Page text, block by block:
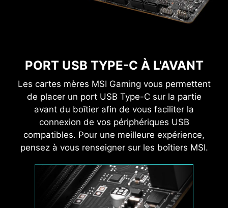
PORT USB TYPE-C À L'AVANT
Les cartes mères MSI Gaming vous permettent
de placer un port USB Type-C sur la partie
avant du boîtier afin de vous faciliter la
connexion de vos périphériques USB
compatibles. Pour une meilleure expérience,
pensez à vous renseigner sur les boîtiers MSI.
MODE EXTENSION DE MÉMOIRE
les performances à une même fréquence
plus faible et des performances plus élevées.
De plus, ce mode peut combiner les profils XMP
à la fréquence mémoire maximale, ce qui vous
permet de découvrir facilement la meilleure
configuration possible selon vos besoins.
diagnostic et le test des PC sous Windows.
Avec, vous pouvez surveiller avec précision le
informations sous divers formats tels que CSV